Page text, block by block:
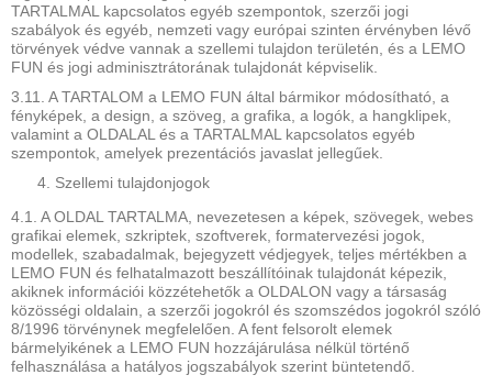
TARTALMAL kapcsolatos egyéb szempontok, szerzői jogi
szabályok és egyéb, nemzeti vagy európai szinten érvényben lévő
törvények védve vannak a szellemi tulajdon területén, és a LEMO
FUN és jogi adminisztrátorának tulajdonát képviselik.
3.11. A TARTALOM a LEMO FUN által bármikor módosítható, a
fényképek, a design, a szöveg, a grafika, a logók, a hangklipek,
valamint a OLDALAL és a TARTALMAL kapcsolatos egyéb
szempontok, amelyek prezentációs javaslat jellegűek.
Szellemi tulajdonjogok
4.1. A OLDAL TARTALMA, nevezetesen a képek, szövegek, webes
grafikai elemek, szkriptek, szoftverek, formatervezési jogok,
modellek, szabadalmak, bejegyzett védjegyek, teljes mértékben a
LEMO FUN és felhatalmazott beszállítóinak tulajdonát képezik,
akiknek információi közzétehetők a OLDALON vagy a társaság
közösségi oldalain, a szerzői jogokról és szomszédos jogokról szóló
8/1996 törvénynek megfelelően. A fent felsorolt ​​elemek
bármelyikének a LEMO FUN hozzájárulása nélkül történő
felhasználása a hatályos jogszabályok szerint büntetendő.